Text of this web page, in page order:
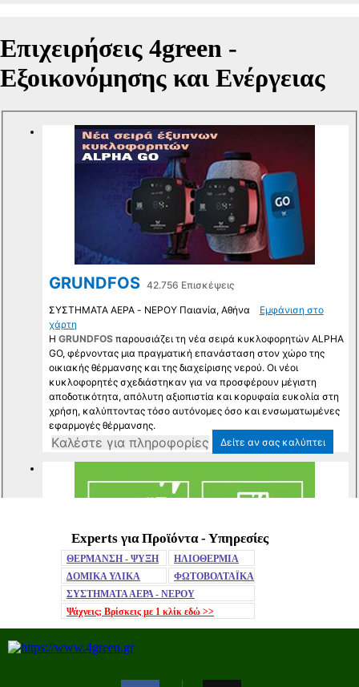
MuteExperts για Προϊόντα - Υπηρεσίες
ΘΕΡΜΑΝΣΗ - ΨΥΞΗ
ΗΛΙΟΘΕΡΜΙΑ
ΔΟΜΙΚΑ ΥΛΙΚΑ
ΦΩΤΟΒΟΛΤΑΪΚΑ
ΣΥΣΤΗΜΑΤΑ ΑΕΡΑ - ΝΕΡΟΥ
Ψάχνεις; Βρίσκεις με 1 κλίκ εδώ >>